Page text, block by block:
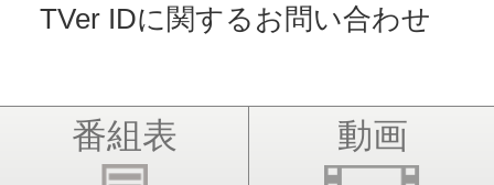
TVer IDに関するお問い合わせ
番組表 動画